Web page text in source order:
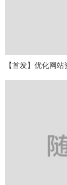
【首发】优化网